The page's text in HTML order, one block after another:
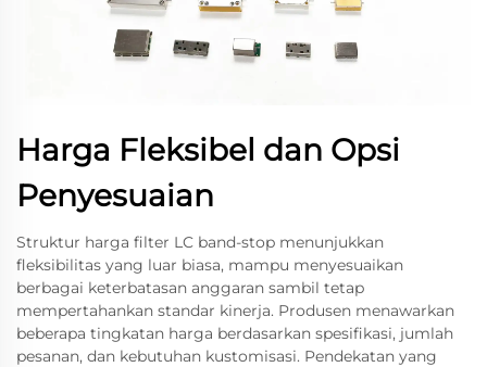
Harga Fleksibel dan Opsi
Penyesuaian
Struktur harga filter LC band-stop menunjukkan
fleksibilitas yang luar biasa, mampu menyesuaikan
berbagai keterbatasan anggaran sambil tetap
mempertahankan standar kinerja. Produsen menawarkan
beberapa tingkatan harga berdasarkan spesifikasi, jumlah
pesanan, dan kebutuhan kustomisasi. Pendekatan yang